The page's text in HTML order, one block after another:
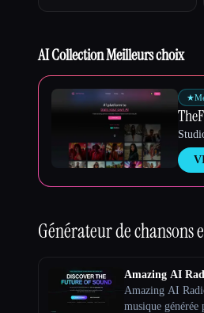
AI Collection Meilleurs choix
★
Générateur de chansons
Amazing AI
Amazing AI
musique